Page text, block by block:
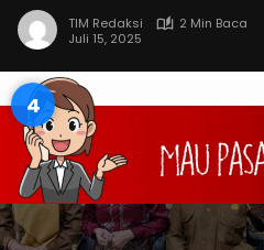
TIM Redaksi
2 Min Baca
Juli 15, 2025
4